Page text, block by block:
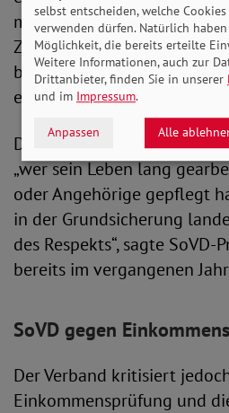
mehr als 1.600 Euro
Zuschlag weg. Bei
bei 1.950 und 2.300 Euro.
eine Einkommensprüfung
Der SoVD begrüßt das Ziel
„wer sein Leben lang
oder Angehörige gepflegt
in der Grundsicherung
des Respekts“, sagte
bereits im vergangenen
SoVD gegen
Der Verband kritisiert
Einkommensprüfung und
selbst entscheiden, welche
verwenden dürfen. Natürlich
Möglichkeit, die bereits erteilte
Weitere Informationen, auch zur
Drittanbieter, finden Sie in unserer
und im Impressum.
Anpassen Alle